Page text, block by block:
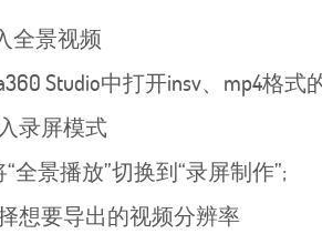
全景视频
Studio中打开insv、mp4格
录屏模式
景播放”切换到“录屏制作”;
想要导出的视频分辨率